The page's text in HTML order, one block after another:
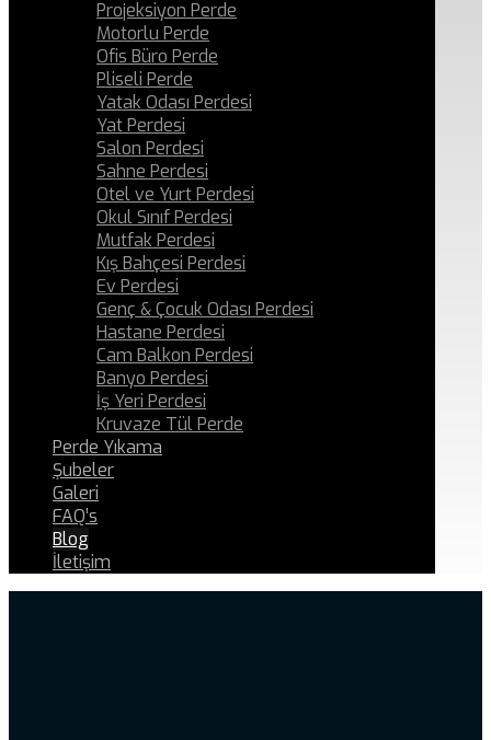
Projeksiyon Perde
Motorlu Perde
Ofis Büro Perde
Pliseli Perde
Yatak Odası Perdesi
Yat Perdesi
Salon Perdesi
Sahne Perdesi
Otel ve Yurt Perdesi
Okul Sınıf Perdesi
Mutfak Perdesi
Kış Bahçesi Perdesi
Ev Perdesi
Genç & Çocuk Odası Perdesi
Hastane Perdesi
Cam Balkon Perdesi
Banyo Perdesi
İş Yeri Perdesi
Kruvaze Tül Perde
Perde Yıkama
Şubeler
Galeri
FAQ’s
Blog
İletişim